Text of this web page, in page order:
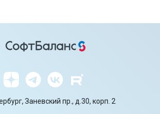
Заневский пр., д.30, корп. 2